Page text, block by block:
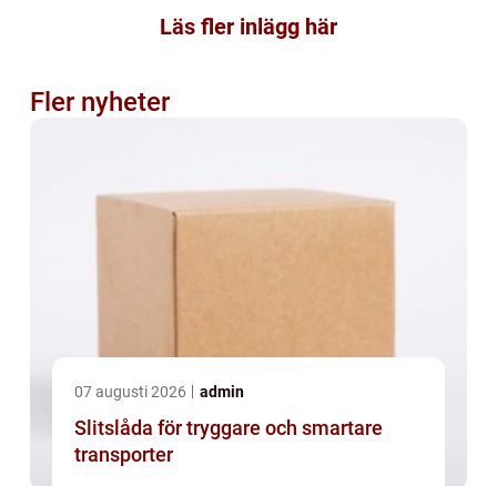
Läs fler inlägg här
Fler nyheter
07 augusti 2026 admin
Slitslåda för tryggare och smartare
transporter